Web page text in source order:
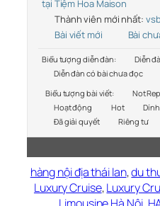
tại Tiệm Hoa Maison
Thành viên mới nhất:
Bài viết mới
Bài
Biểu tượng diễn đàn:
Diễn
Diễn đàn có bài chưa đọc
Biểu tượng bài viết:
Not
Hoạt động
Hot Dính
Đã giải quyết
Riêng tư
hàng nội địa thái lan,du
Luxury Cruise,Luxury